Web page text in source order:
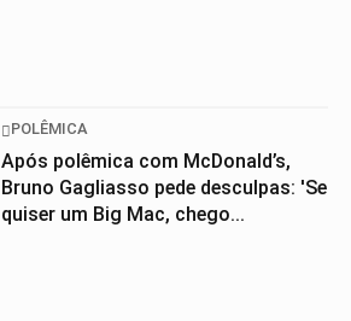
POLÊMICA
Após polêmica com McDonald’s,
Bruno Gagliasso pede desculpas: 'Se
quiser um Big Mac, chego...